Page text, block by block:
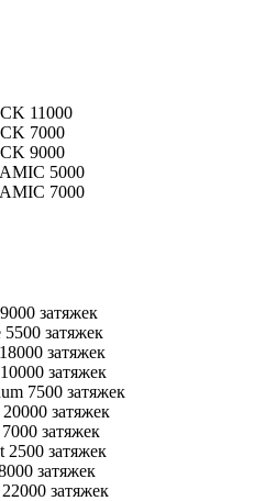
11000
7000
9000
5000
7000
затяжек
затяжек
затяжек
затяжек
7500 затяжек
затяжек
затяжек
2500 затяжек
затяжек
затяжек